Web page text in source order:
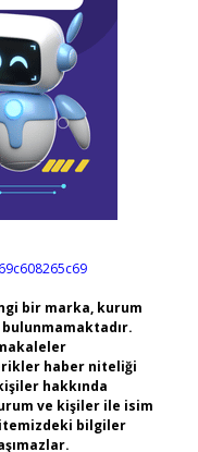
bir marka, kurum
haber niteliği
hakkında
ve kişiler ile isim
bilgiler